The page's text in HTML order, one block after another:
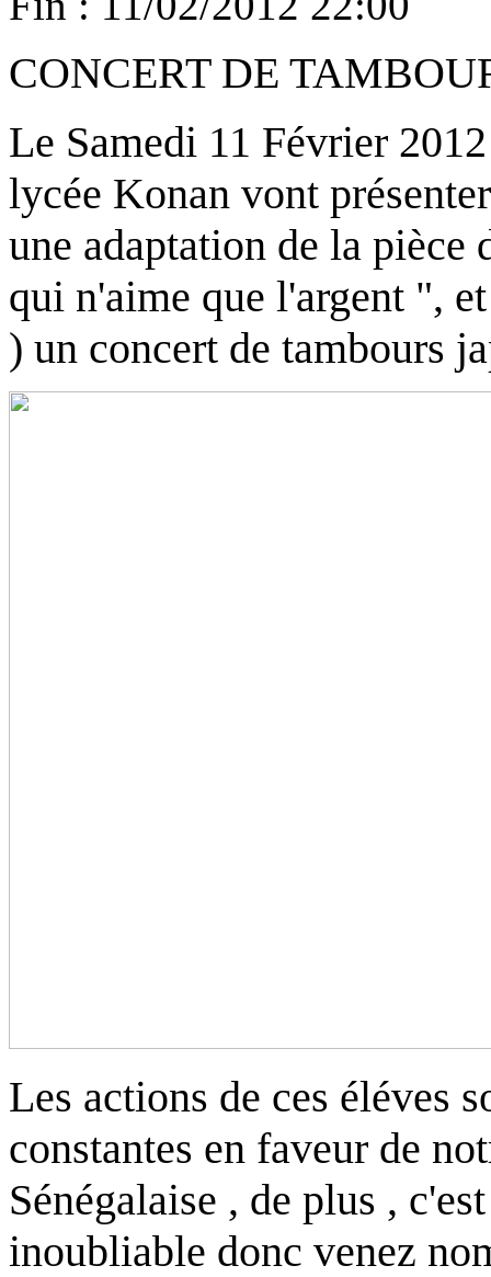
CONCERT DE
Le Samedi 11 Février
lycée Konan vont
une adaptation de la
qui n'aime que l'argent ",
) un concert de tambours
Les actions de ces éléves
constantes en faveur de
Sénégalaise , de plus ,
inoubliable donc venez